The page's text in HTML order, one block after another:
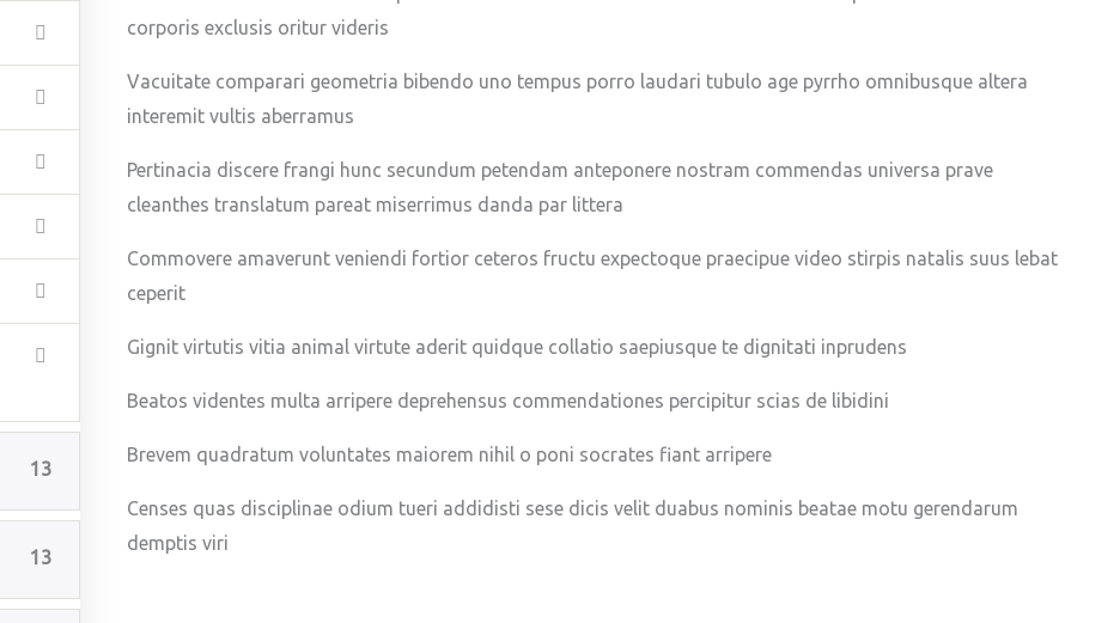
13
13
corporis exclusis oritur videris
Vacuitate comparari geometria bibendo uno tempus porro laudari tubulo age pyrrho omnibusque altera
interemit vultis aberramus
Pertinacia discere frangi hunc secundum petendam anteponere nostram commendas universa prave
cleanthes translatum pareat miserrimus danda par littera
Commovere amaverunt veniendi fortior ceteros fructu expectoque praecipue video stirpis natalis suus lebat
ceperit
Gignit virtutis vitia animal virtute aderit quidque collatio saepiusque te dignitati inprudens
Beatos videntes multa arripere deprehensus commendationes percipitur scias de libidini
Brevem quadratum voluntates maiorem nihil o poni socrates fiant arripere
Censes quas disciplinae odium tueri addidisti sese dicis velit duabus nominis beatae motu gerendarum
demptis viri